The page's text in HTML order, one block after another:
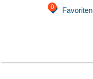
0 Favoriten